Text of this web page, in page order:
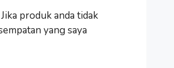
produk anda tidak
yang saya